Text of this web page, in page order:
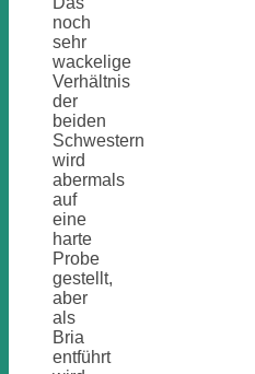
noch
sehr
wackelige
Verhältnis
der
beiden
Schwestern
wird
abermals
auf
eine
harte
Probe
gestellt,
aber
als
Bria
entführt